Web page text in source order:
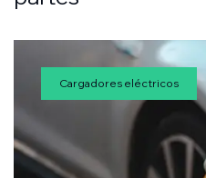
Cargadores eléctricos